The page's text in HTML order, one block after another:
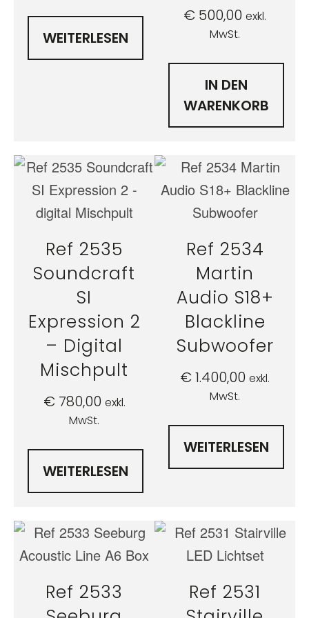
WEITERLESEN
€ 500,00 exkl.
MwSt.
IN DEN
WARENKORB
Ref 2535
Soundcraft
SI
Expression 2
– Digital
Mischpult
€780,00 exkl.
MwSt.
WEITERLESEN
Ref 2534
Martin
Audio S18+
Blackline
Subwoofer
€1.400,00 exkl.
MwSt.
WEITERLESEN
Ref 2533
Ref 2531